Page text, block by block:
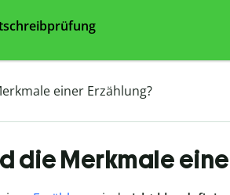
einer Erzählung?
die Merkmale